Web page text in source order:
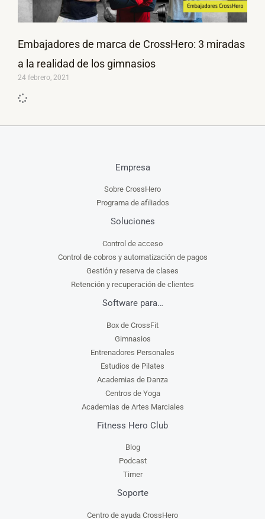
Embajadores de marca de CrossHero: 3 miradas
a la realidad de los gimnasios
24 febrero, 2021
Empresa
Sobre CrossHero
Programa de afiliados
Soluciones
Control de acceso
Control de cobros y automatización de pagos
Gestión y reserva de clases
Retención y recuperación de clientes
Software para…
Box de CrossFit
Gimnasios
Entrenadores Personales
Estudios de Pilates
Academias de Danza
Centros de Yoga
Academias de Artes Marciales
Fitness Hero Club
Blog
Podcast
Timer
Soporte
Centro de ayuda CrossHero